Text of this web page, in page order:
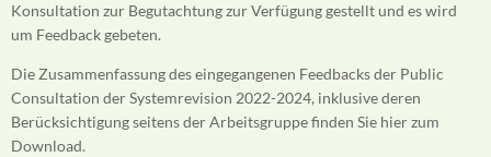
Konsultation zur Begutachtung zur Verfügung gestellt und es wird
um Feedback gebeten.
Die Zusammenfassung des eingegangenen Feedbacks der Public
Consultation der Systemrevision 2022-2024, inklusive deren
Berücksichtigung seitens der Arbeitsgruppe finden Sie hier zum
Download.